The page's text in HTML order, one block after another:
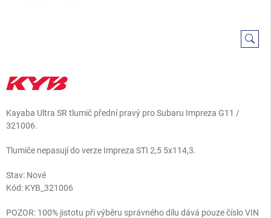
Kayaba Ultra SR tlumič přední pravý pro Subaru Impreza G11 /
321006.
Tlumiče nepasují do verze Impreza STI 2,5 5x114,3.
Stav: Nové
Kód: KYB_321006
POZOR: 100% jistotu při výběru správného dílu dává pouze číslo VIN